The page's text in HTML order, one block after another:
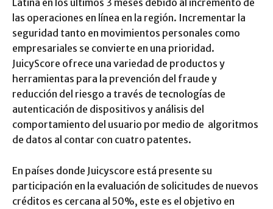
las operaciones en línea en la región. Incrementar la
seguridad tanto en movimientos personales como
empresariales se convierte en una prioridad.
JuicyScore ofrece una variedad de productos y
herramientas para la prevención del fraude y
reducción del riesgo a través de tecnologías de
autenticación de dispositivos y análisis del
comportamiento del usuario por medio de algoritmos
de datos al contar con cuatro patentes.
En países donde Juicyscore está presente su
participación en la evaluación de solicitudes de nuevos
créditos es cercana al 50%, este es el objetivo en